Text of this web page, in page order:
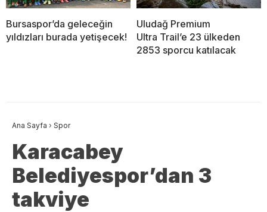
Bursaspor’da geleceğin
yıldızları burada yetişecek!
Uludağ Premium
Ultra Trail’e 23 ülkeden
2853 sporcu katılacak
Ana Sayfa › Spor
Karacabey
Belediyespor’dan 3
takviye